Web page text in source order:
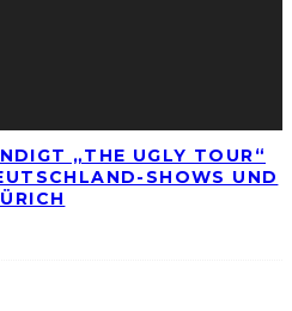
„THE UGLY TOUR“
SHOWS UND